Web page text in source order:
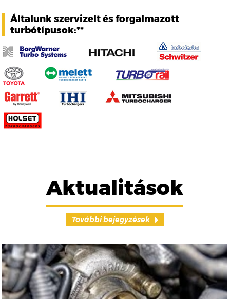
Általunk szervizelt és forgalmazott
turbótípusok:**
Aktualitások
További bejegyzések